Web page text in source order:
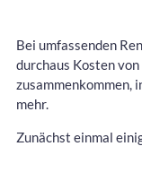
Bei umfassenden
durchaus Kosten von
zusammenkommen,
mehr.
Zunächst einmal